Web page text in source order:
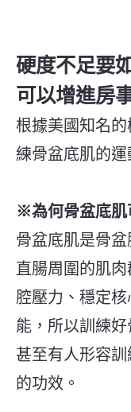
硬度不足要
可以增進房
根據美國知名的
練骨盆底肌的運
※為何骨盆底肌
骨盆底肌是骨
直腸周圍的肌
腔壓力、穩定
能，所以訓練好
甚至有人形容
的功效。